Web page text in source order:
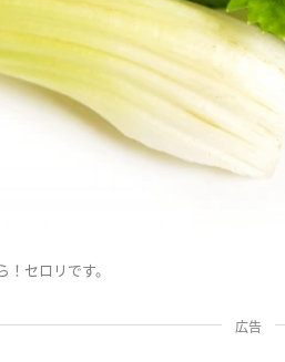
セロリです。
広告